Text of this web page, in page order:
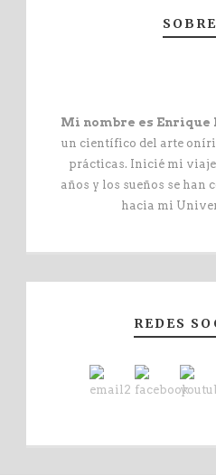
Mi nombre es Enrique
un científico del arte
prácticas. Inicié mi
años y los sueños se han
hacia mi
REDES